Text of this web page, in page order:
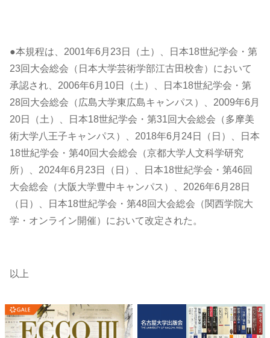
●本規程は、2001年6月23日（土）、日本18世紀学会・第
23回大会総会（日本大学芸術学部江古田校舎）において
承認され、2006年6月10日（土）、日本18世紀学会・第
28回大会総会（広島大学東広島キャンパス）、2009年6月
20日（土）、日本18世紀学会・第31回大会総会（多摩美
術大学八王子キャンパス）、2018年6月24日（日）、日本
18世紀学会・第40回大会総会（京都大学人文科学研究
所）、2024年6月23日（日）、日本18世紀学会・第46回
大会総会（大阪大学豊中キャンパス）、2026年6月28日
（日）、日本18世紀学会・第48回大会総会（関西学院大
学・オンライン開催）において改定された。
以上